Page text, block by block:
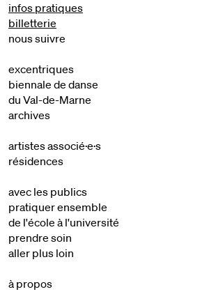
infos pratiques
billetterie
nous suivre
excentriques
biennale de danse
du Val-de-Marne
archives
artistes associé·e·s
résidences
avec les publics
pratiquer ensemble
de l'école à l'université
prendre soin
aller plus loin
à propos